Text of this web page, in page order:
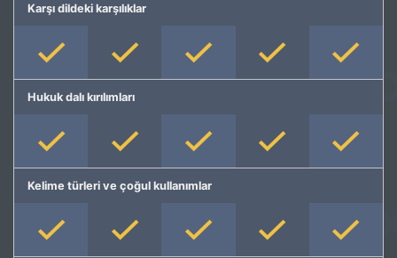
Karşı dildeki karşılıklar
Hukuk dalı kırılımları
Kelime türleri ve çoğul kullanımlar